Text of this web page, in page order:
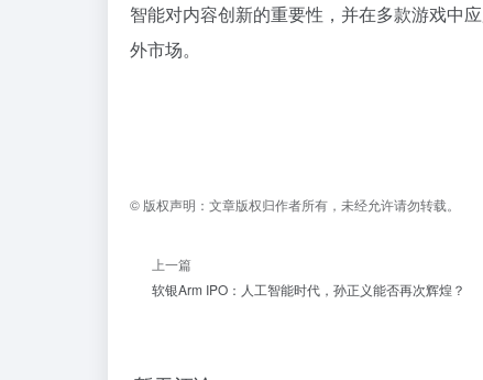
智能对内容创新的重要性，并在多款游戏中
外市场。
© 版权声明： 文章版权归作者所有，未经允许请勿转载。
上一篇
软银Arm IPO：人工智能时代，孙正义能否再次辉煌？